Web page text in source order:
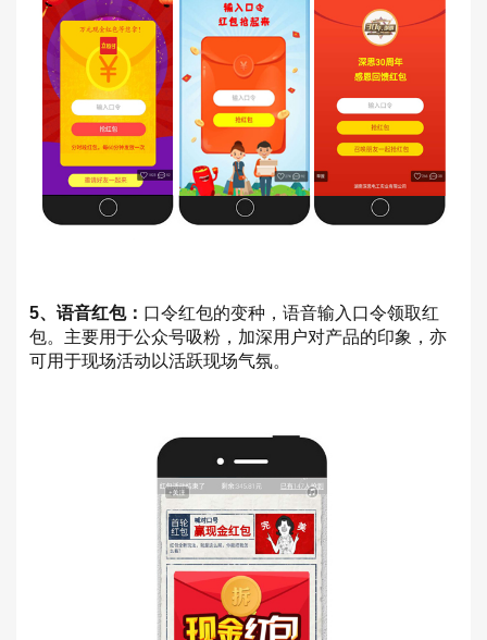
5、语音红包： 口令红包的变种，语音输入口令领取红
包。主要用于公众号吸粉，加深用户对产品的印象，亦
可用于现场活动以活跃现场气氛。